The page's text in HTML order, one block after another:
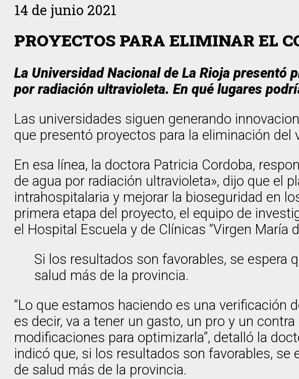
14 de junio 2021
PROYECTOS PARA ELIMINAR EL
La Universidad Nacional de La Rioja presentó
por radiación ultravioleta. En qué lugares
Las universidades siguen generando
que presentó proyectos para la eliminación del
En esa línea, la doctora Patricia Cordoba,
de agua por radiación ultravioleta», dijo que el
intrahospitalaria y mejorar la bioseguridad en
primera etapa del proyecto, el equipo de
el Hospital Escuela y de Clínicas “Virgen María
Si los resultados son favorables, se
salud más de la provincia.
“Lo que estamos haciendo es una verificación
es decir, va a tener un gasto, un pro y un
modificaciones para optimizarla”, detalló la
indicó que, si los resultados son favorables,
de salud más de la provincia.